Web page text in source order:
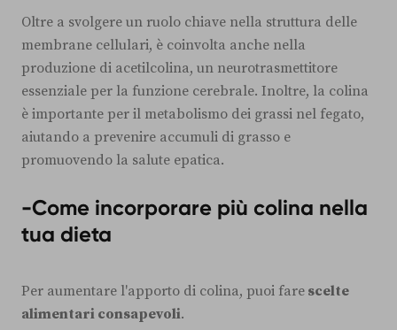
Oltre a svolgere un ruolo chiave nella struttura delle
membrane cellulari, è coinvolta anche nella
produzione di acetilcolina, un neurotrasmettitore
essenziale per la funzione cerebrale. Inoltre, la colina
è importante per il metabolismo dei grassi nel fegato,
aiutando a prevenire accumuli di grasso e
promuovendo la salute epatica.
-Come incorporare più colina nella
tua dieta
Per aumentare l'apporto di colina, puoi fare scelte
alimentari consapevoli.